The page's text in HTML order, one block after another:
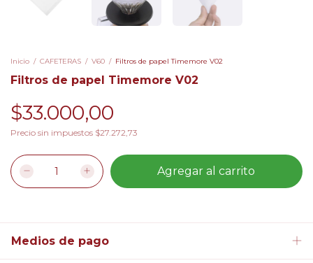
Inicio / CAFETERAS / V60 / Filtros de papel Timemore V02
Filtros de papel Timemore V02
$33.000,00
Precio sin impuestos $27.272,73
Medios de pago